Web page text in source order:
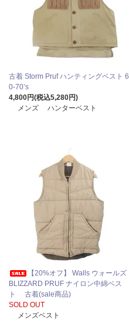
古着 Storm Pruf ハンティングベスト 6
0-70’s
4,800円(税込5,280円)
メンズ ハンターベスト
【20%オフ】 Walls ウォールズ
BLIZZARD PRUF ナイロン中綿ベス
ト 古着(sale商品)
SOLD OUT
メンズベスト